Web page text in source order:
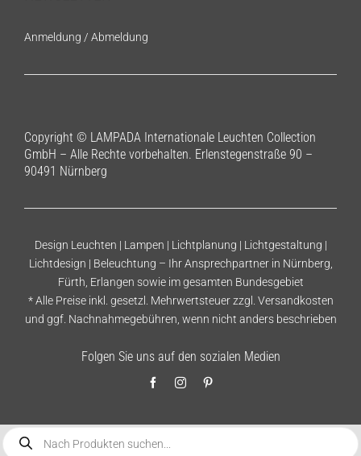
Anmeldung / Abmeldung
Copyright © LAMPADA Internationale Leuchten Collection
GmbH – Alle Rechte vorbehalten. Erlenstegenstraße 90 –
90491 Nürnberg
Design Leuchten | Lampen | Lichtplanung | Lichtgestaltung |
Lichtdesign | Beleuchtung – Ihr Ansprechpartner in Nürnberg,
Fürth, Erlangen sowie im gesamten Bundesgebiet
* Alle Preise inkl. gesetzl. Mehrwertsteuer zzgl. Versandkosten
und ggf. Nachnahmegebühren, wenn nicht anders beschrieben
Folgen Sie uns auf den sozialen Medien
Products
search